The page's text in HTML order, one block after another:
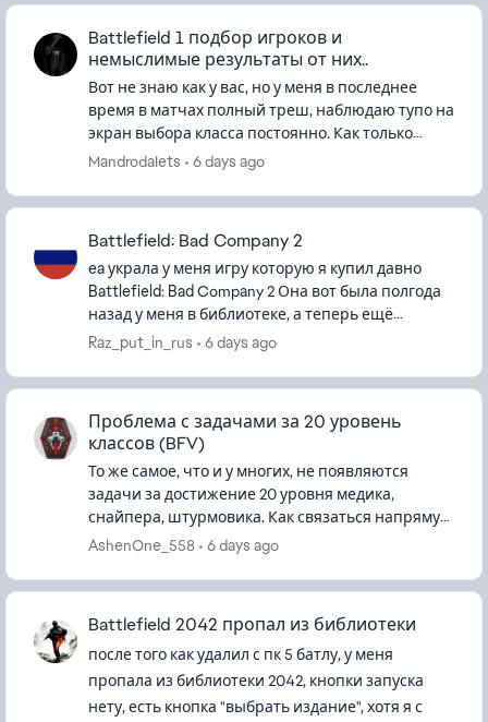
Battlefield 1 подбор игроков и
немыслимые результаты от них..
Вот не знаю как у вас, но у меня в последнее
время в матчах полный треш, наблюдаю тупо на
экран выбора класса постоянно. Как только
респаун сразу тут же прилетает в голову или
MandrodaIets 6 days ago
Battlefield: Bad Company 2
ea украла у меня игру которую я купил давно
Battlefield: Bad Company 2 Она вот была полгода
назад у меня в библиотеке, а теперь ещё
battlefield 3 украла Требует ввести ключ
Raz_put_in_rus 6 days ago
Проблема с задачами за 20 уровень
классов (BFV)
То же самое, что и у многих, не появляются
задачи за достижение 20 уровня медика,
снайпера, штурмовика. Как связаться напрямую
насчёт ошибки так и не разобрался, так как на
AshenOne_558 6 days ago
Battlefield 2042 пропал из библиотеки
после того как удалил с пк 5 батлу, у меня
пропала из библиотеки 2042, кнопки запуска
нету, есть кнопка "выбрать издание", хотя я с